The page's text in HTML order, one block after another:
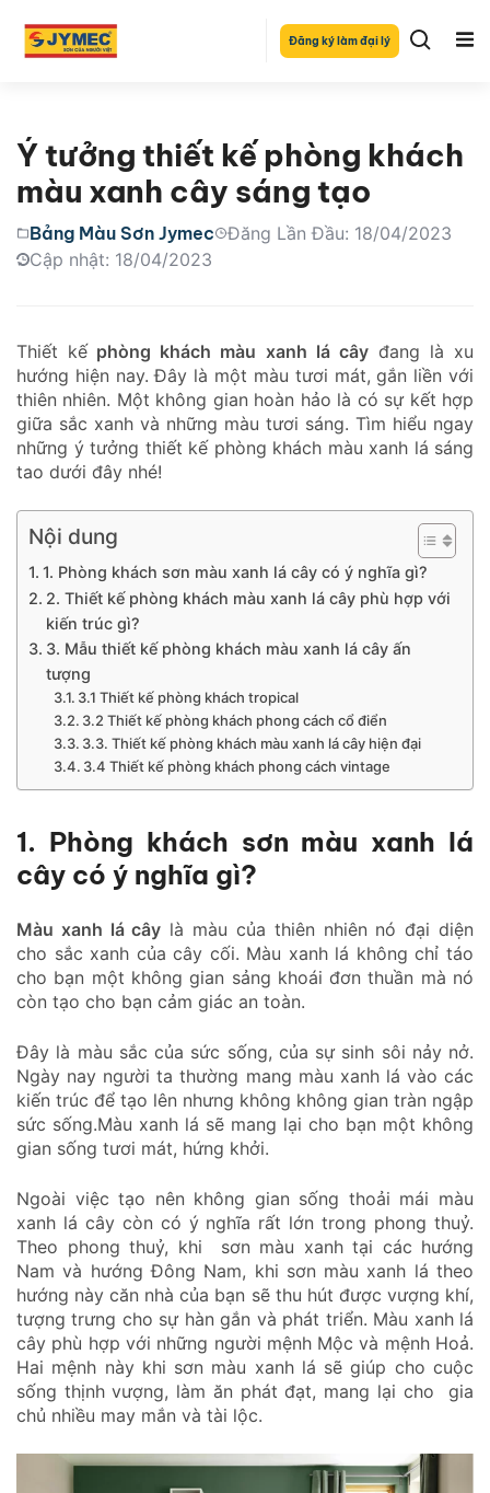
Đăng ký làm đại lý
Ý tưởng thiết kế phòng khách
màu xanh cây sáng tạo
Bảng Màu Sơn Jymec
Đăng Lần Đầu: 18/04/2023
Cập nhật: 18/04/2023
Thiết kếphòng khách màu xanh lá câyđang là xu
hướng hiện nay. Đây là một màu tươi mát, gắn liền với
thiên nhiên. Một không gian hoàn hảo là có sự kết hợp
giữa sắc xanh và những màu tươi sáng. Tìm hiểu ngay
những ý tưởng thiết kế phòng khách màu xanh lá sáng
tao dưới đây nhé!
Nội dung
1. Phòng khách sơn màu xanh lá cây có ý nghĩa gì?
2. Thiết kế phòng khách màu xanh lá cây phù hợp với
kiến trúc gì?
3. Mẫu thiết kế phòng khách màu xanh lá cây ấn
tượng
3.1 Thiết kế phòng khách tropical
3.2 Thiết kế phòng khách phong cách cổ điển
3.3. Thiết kế phòng khách màu xanh lá cây hiện đại
3.4 Thiết kế phòng khách phong cách vintage
1. Phòng khách sơn màu xanh lá
cây có ý nghĩa gì?
Màu xanh lá cây là màu của thiên nhiên nó đại diện
cho sắc xanh của cây cối. Màu xanh lá không chỉ táo
cho bạn một không gian sảng khoái đơn thuần mà nó
còn tạo cho bạn cảm giác an toàn.
Đây là màu sắc của sức sống, của sự sinh sôi nảy nở.
Ngày nay người ta thường mang màu xanh lá vào các
kiến trúc để tạo lên nhưng không không gian tràn ngập
sức sống.Màu xanh lá sẽ mang lại cho bạn một không
gian sống tươi mát, hứng khởi.
Ngoài việc tạo nên không gian sống thoải mái màu
xanh lá cây còn có ý nghĩa rất lớn trong phong thuỷ.
Theo phong thuỷ, khi sơn màu xanh tại các hướng
Nam và hướng Đông Nam, khi sơn màu xanh lá theo
hướng này căn nhà của bạn sẽ thu hút được vượng khí,
tượng trưng cho sự hàn gắn và phát triển. Màu xanh lá
cây phù hợp với những người mệnh Mộc và mệnh Hoả.
Hai mệnh này khi sơn màu xanh lá sẽ giúp cho cuộc
sống thịnh vượng, làm ăn phát đạt, mang lại cho gia
chủ nhiều may mắn và tài lộc.